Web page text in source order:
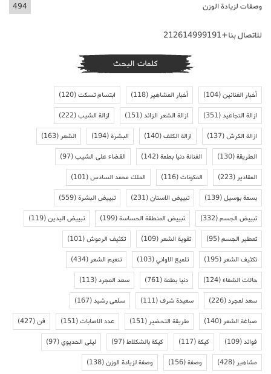
وصفات لزيادة الوزن 494
للاتصال بنا+212614999191
كلمات البحث
أخبار الفنانين(104) أخبار المشاهير(118) ابتسام تسكت(120)
ازالة التجاعيد(351) ازالة الشعر الزائد(151) ازالة الشيب(222)
ازالة الكرش(137) ازالة الكلف(140) البشرة(194) الشعر(163)
الطريقة(130) الفنانة دنيا بطمة(142) القضاء على الشيب(97)
المقادير(223) المكونات(116) الملك محمد السادس(101)
بسمة بوسيل(139) تبييض الاسنان(231) تبييض البشرة(559)
تبييض الجسم(332) تبييض المنطقة الحساسة(199) تبييض اليدين(119)
تعطير الجسم(95) تقوية الشعر(109) تكثيف الرموش(101)
تكثيف الشعر(195) تلميع الاواني(103) تنعيم الشعر(434)
حالات الشفاء(124) دنيا بطمة(761) سعد المجرد(113)
سعد لمجرد(226) سعيدة شرف(111) سلمى رشيد(167)
صباغة الشعر(140) طريقة التحضير(151) عدد الاصابات(151) فن(427)
فوائد(109) كيكة(117) كيكة بالشكلاط(97) ليلى الحديوي(97)
مشاهير(428) وصفة(156) وصفة لزيادة الوزن(138)